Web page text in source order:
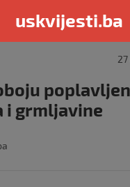
uskvijesti.ba
i grmljavine